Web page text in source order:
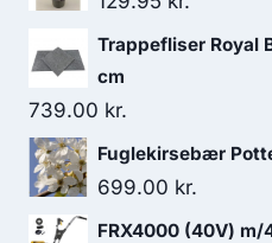
Trappefliser Royal
cm
739.00 kr.
Fuglekirsebær
699.00 kr.
FRX4000 (40V)